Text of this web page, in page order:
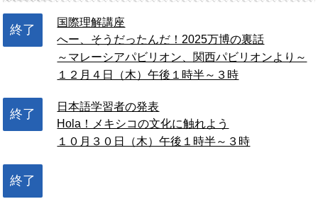
終了
国際理解講座
へー、そうだったんだ！2025万博の裏話
～マレーシアパビリオン、関西パビリオンより～
１２月４日（木）午後１時半～３時
終了
日本語学習者の発表
Hola！メキシコの文化に触れよう
１０月３０日（木）午後１時半～３時
終了